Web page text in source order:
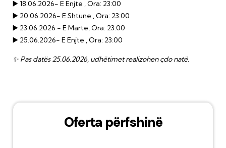
▶️ 18.06.2026- E Enjte , Ora: 23:00
▶️ 20.06.2026- E Shtune , Ora: 23:00
▶️ 23.06.2026 - E Marte, Ora: 23:00
▶️ 25.06.2026- E Enjte , Ora: 23:00
✨ Pas datës 25.06.2026, udhëtimet realizohen çdo natë.
Oferta përfshinë